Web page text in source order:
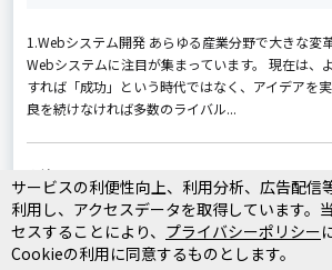
1.Webシステム開発 あらゆる産業分野で大きな変
Webシステムに注目が集まっています。 現在は、
すれば「成功」という時代ではなく、アイデアを
良を続けなければ多数のライバル...
実績のある業界
製造業
IT・Webサービス
ファッション・ア
旅行・観光
スポーツ・アウトドア
飲食店・
流通・小売
歯科医院
サービスの利便性向上、利用分析、広告配信
利用し、アクセスデータを取得しています。
セスすることにより、 プライバシーポリシー
Cookieの利用に同意するものとします。